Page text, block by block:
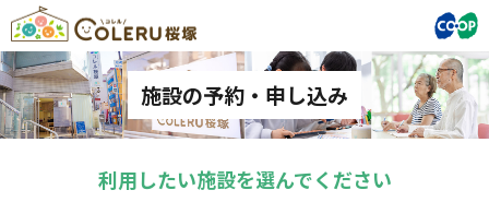
施設の予約・申し込み
利用したい施設を選んでください